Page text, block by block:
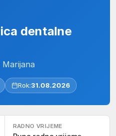
dentalne
Rok:31.08.2026
RADNO VRIJEME